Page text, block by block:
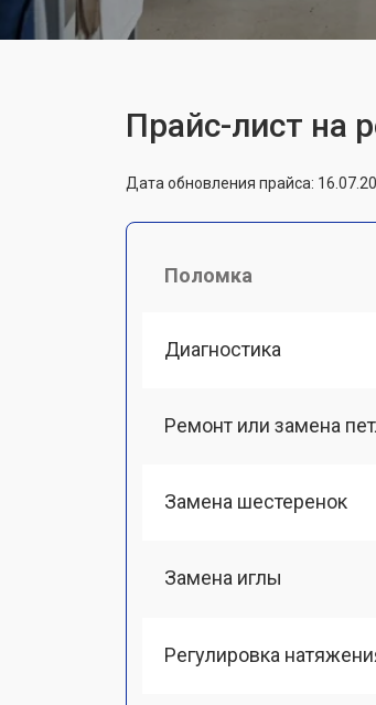
Прайс-лист на
Дата обновления прайса:
Поломка
Диагностика
Ремонт или замена
Замена шестеренок
Замена иглы
Регулировка